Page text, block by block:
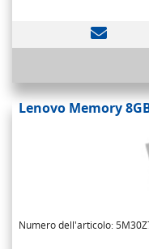
Lenovo Memory
Numero dell'articolo: